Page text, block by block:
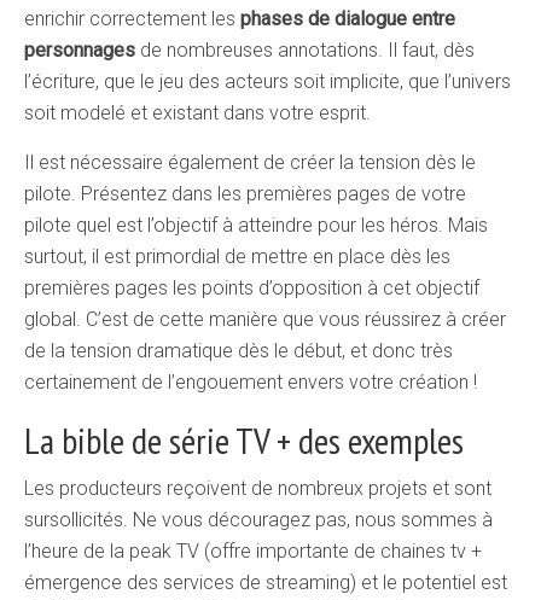
enrichir correctement les phases de dialogue entre
personnages de nombreuses annotations. Il faut, dès
l’écriture, que le jeu des acteurs soit implicite, que l’univers
soit modelé et existant dans votre esprit.
Il est nécessaire également de créer la tension dès le
pilote. Présentez dans les premières pages de votre
pilote quel est l’objectif à atteindre pour les héros. Mais
surtout, il est primordial de mettre en place dès les
premières pages les points d’opposition à cet objectif
global. C’est de cette manière que vous réussirez à créer
de la tension dramatique dès le début, et donc très
certainement de l’engouement envers votre création !
La bible de série TV + des exemples
Les producteurs reçoivent de nombreux projets et sont
sursollicités. Ne vous découragez pas, nous sommes à
l’heure de la peak TV (offre importante de chaines tv +
émergence des services de streaming) et le potentiel est